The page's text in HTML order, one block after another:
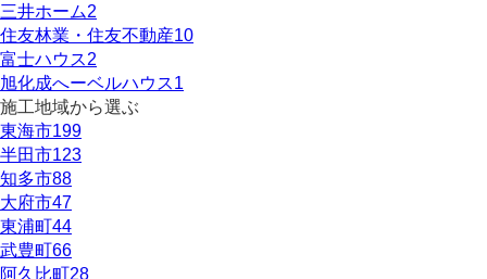
三井ホーム2
住友林業・住友不動産10
富士ハウス2
旭化成へーベルハウス1
施工地域から選ぶ
東海市199
半田市123
知多市88
大府市47
東浦町44
武豊町66
阿久比町28